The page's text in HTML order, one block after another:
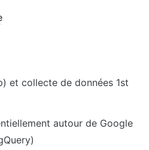
et collecte de données 1st
autour de Google